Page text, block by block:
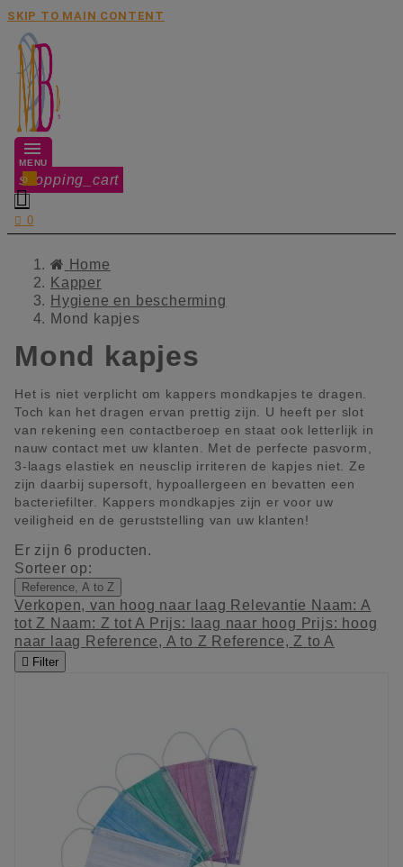
SKIP TO MAIN CONTENT
MENU
shopping_cart
0

 0
Home
Kapper
Hygiene en bescherming
Mond kapjes
Mond kapjes
Het is niet verplicht om kappers mondkapjes te dragen.
Toch kan het dragen ervan prettig zijn. U heeft per slot
van rekening een contactberoep en staat ook letterlijk in
nauw contact met uw klanten. Met de perfecte pasvorm,
3-laags elastiek en neusclip irriteren de kapjes niet. Ze
zijn daarbij supersoft, hypoallergeen en bevatten een
bacteriefilter. Kappers mondkapjes zijn er voor uw
veiligheid en de geruststelling van uw klanten!
Er zijn 6 producten.
Sorteer op:
Reference, A to Z
Verkopen, van hoog naar laag Relevantie Naam: A
tot Z Naam: Z tot A Prijs: laag naar hoog Prijs: hoog
naar laag Reference, A to Z Reference, Z to A
 Filter